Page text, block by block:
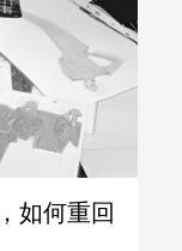
如何重回